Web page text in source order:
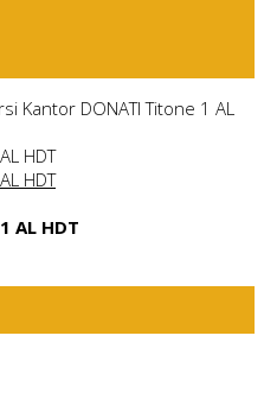
Kantor DONATI Titone 1 AL
AL HDT